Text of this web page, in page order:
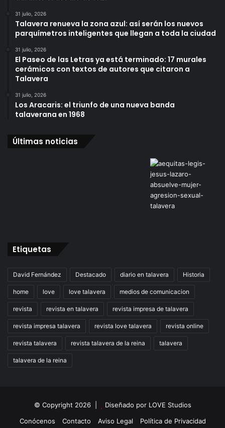
31 julio, 2026
Talavera renueva la zona azul: así serán los nuevos
parquímetros inteligentes que llegan a toda la ciudad
31 julio, 2026
El Paseo de las Letras ya está terminado: 17 murales
cerámicos con textos de autores que citaron a
Talavera
31 julio, 2026
Los Aracaris: el triunfo de una nueva banda
talaverana en 1968
Últimas noticias
Etiquetas
David Fernández Destacado diario en talavera Historia
home love love talavera medios de comunicacion
revista revista en talavera revista impresa de talavera
revista impresa talavera revista love talavera revista online
revista talavera revista talavera de la reina talavera
talavera de la reina
© Copyright 2026 | Diseñado por LOVE Studios
Conócenos
Contacto Aviso Legal Política de Privacidad